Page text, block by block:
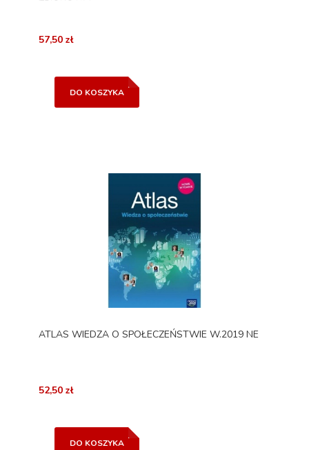
57,50 zł
DO KOSZYKA
ATLAS WIEDZA O SPOŁECZEŃSTWIE W.2019 NE
52,50 zł
DO KOSZYKA